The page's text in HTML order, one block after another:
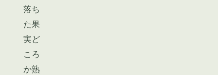
落ち
た果
実ど
ころ
か熟